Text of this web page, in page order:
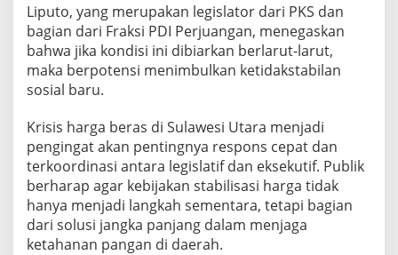
Liputo, yang merupakan legislator dari PKS dan
bagian dari Fraksi PDI Perjuangan, menegaskan
bahwa jika kondisi ini dibiarkan berlarut-larut,
maka berpotensi menimbulkan ketidakstabilan
sosial baru.
Krisis harga beras di Sulawesi Utara menjadi
pengingat akan pentingnya respons cepat dan
terkoordinasi antara legislatif dan eksekutif. Publik
berharap agar kebijakan stabilisasi harga tidak
hanya menjadi langkah sementara, tetapi bagian
dari solusi jangka panjang dalam menjaga
ketahanan pangan di daerah.